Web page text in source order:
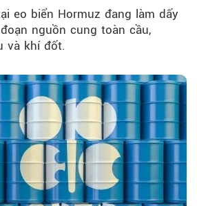
eo biển Hormuz đang làm dấy
nguồn cung toàn cầu,
và khí đốt.